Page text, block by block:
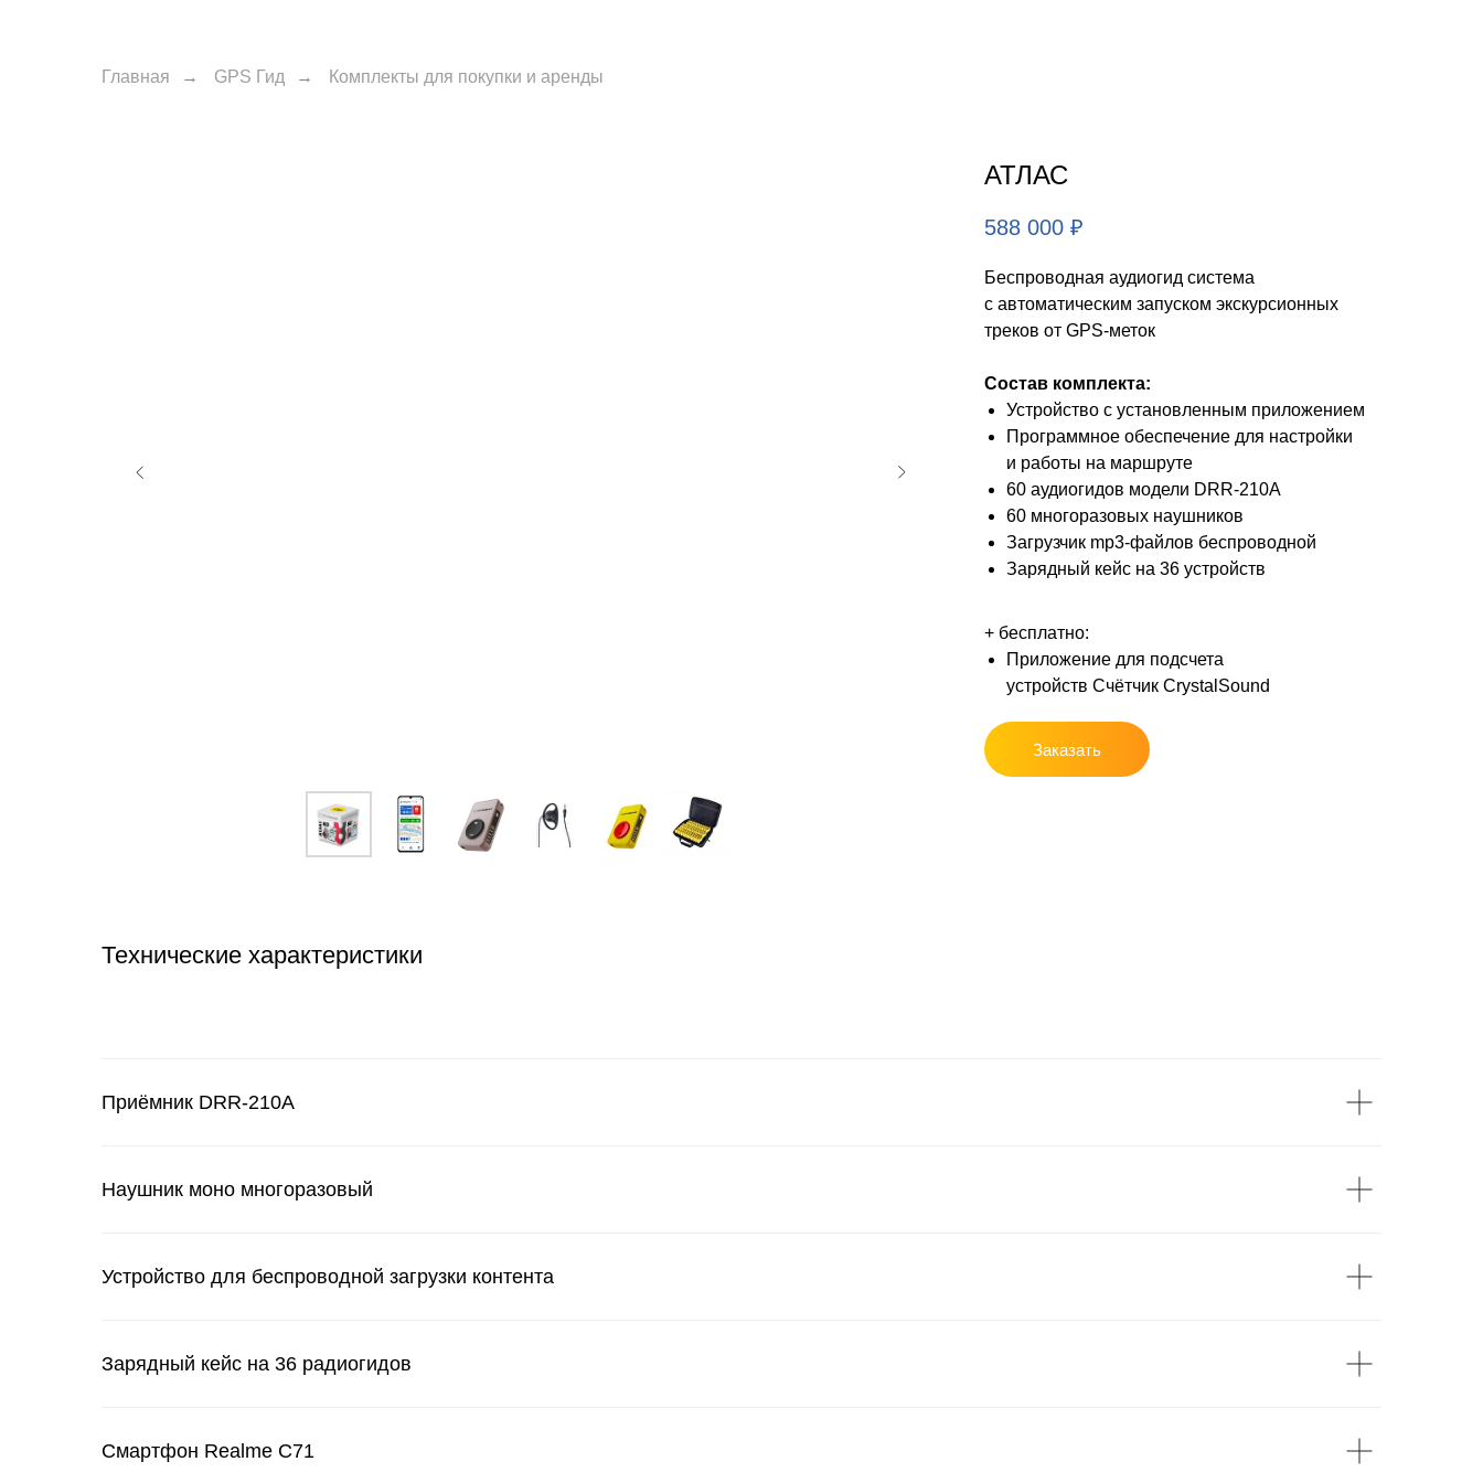
Главная → GPS Гид → Комплекты для покупки и аренды
АТЛАС
588 000 ₽
Беспроводная аудиогид система
с автоматическим запуском экскурсионных
треков от GPS-меток
Состав комплекта:
Устройство с установленным приложением
Программное обеспечение для настройки
и работы на маршруте
60 аудиогидов модели DRR-210А
60 многоразовых наушников
Загрузчик mp3-файлов беспроводной
Зарядный кейс на 36 устройств
+ бесплатно:
Приложение для подсчета
устройств Счётчик CrystalSound
Заказать
Технические характеристики
Приёмник DRR-210А
Наушник моно многоразовый
Устройство для беспроводной загрузки контента
Зарядный кейс на 36 радиогидов
Смартфон Realme С71